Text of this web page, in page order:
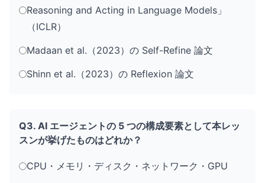
Reasoning and Acting in Language Models」
（ICLR）
Madaan et al.（2023）の Self-Refine 論文
Shinn et al.（2023）の Reflexion 論文
Q3. AI エージェントの 5 つの構成要素として本レッ
スンが挙げたものはどれか？
CPU・メモリ・ディスク・ネットワーク・GPU